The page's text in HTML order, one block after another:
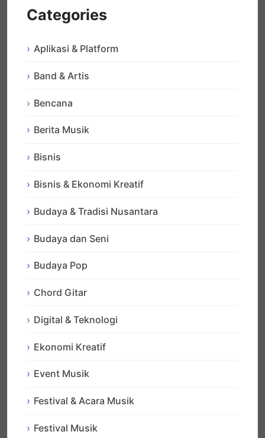
Categories
Aplikasi & Platform
Band & Artis
Bencana
Berita Musik
Bisnis
Bisnis & Ekonomi Kreatif
Budaya & Tradisi Nusantara
Budaya dan Seni
Budaya Pop
Chord Gitar
Digital & Teknologi
Ekonomi Kreatif
Event Musik
Festival & Acara Musik
Festival Musik